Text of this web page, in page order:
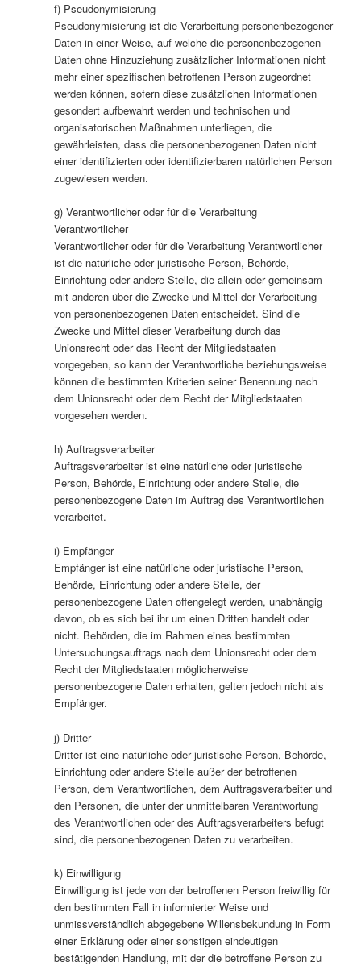
f) Pseudonymisierung
Pseudonymisierung ist die Verarbeitung personenbezogener
Daten in einer Weise, auf welche die personenbezogenen
Daten ohne Hinzuziehung zusätzlicher Informationen nicht
mehr einer spezifischen betroffenen Person zugeordnet
werden können, sofern diese zusätzlichen Informationen
gesondert aufbewahrt werden und technischen und
organisatorischen Maßnahmen unterliegen, die
gewährleisten, dass die personenbezogenen Daten nicht
einer identifizierten oder identifizierbaren natürlichen Person
zugewiesen werden.
g) Verantwortlicher oder für die Verarbeitung
Verantwortlicher
Verantwortlicher oder für die Verarbeitung Verantwortlicher
ist die natürliche oder juristische Person, Behörde,
Einrichtung oder andere Stelle, die allein oder gemeinsam
mit anderen über die Zwecke und Mittel der Verarbeitung
von personenbezogenen Daten entscheidet. Sind die
Zwecke und Mittel dieser Verarbeitung durch das
Unionsrecht oder das Recht der Mitgliedstaaten
vorgegeben, so kann der Verantwortliche beziehungsweise
können die bestimmten Kriterien seiner Benennung nach
dem Unionsrecht oder dem Recht der Mitgliedstaaten
vorgesehen werden.
h) Auftragsverarbeiter
Auftragsverarbeiter ist eine natürliche oder juristische
Person, Behörde, Einrichtung oder andere Stelle, die
personenbezogene Daten im Auftrag des Verantwortlichen
verarbeitet.
i) Empfänger
Empfänger ist eine natürliche oder juristische Person,
Behörde, Einrichtung oder andere Stelle, der
personenbezogene Daten offengelegt werden, unabhängig
davon, ob es sich bei ihr um einen Dritten handelt oder
nicht. Behörden, die im Rahmen eines bestimmten
Untersuchungsauftrags nach dem Unionsrecht oder dem
Recht der Mitgliedstaaten möglicherweise
personenbezogene Daten erhalten, gelten jedoch nicht als
Empfänger.
j) Dritter
Dritter ist eine natürliche oder juristische Person, Behörde,
Einrichtung oder andere Stelle außer der betroffenen
Person, dem Verantwortlichen, dem Auftragsverarbeiter und
den Personen, die unter der unmittelbaren Verantwortung
des Verantwortlichen oder des Auftragsverarbeiters befugt
sind, die personenbezogenen Daten zu verarbeiten.
k) Einwilligung
Einwilligung ist jede von der betroffenen Person freiwillig für
den bestimmten Fall in informierter Weise und
unmissverständlich abgegebene Willensbekundung in Form
einer Erklärung oder einer sonstigen eindeutigen
bestätigenden Handlung, mit der die betroffene Person zu